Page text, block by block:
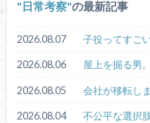
日常考察 の最新記事
2026.08.07 子役ってすご
2026.08.06 屋上を掘る男。
2026.08.05 会社が移転し
2026.08.04 不公平な選択